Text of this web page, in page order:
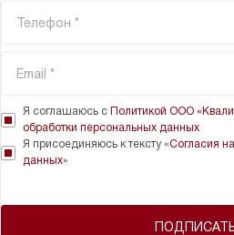
Я соглашаюсь с Политикой ООО
обработки персональных данных
Я присоединяюсь к тексту «Согласия
данных»